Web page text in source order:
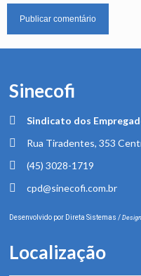
Sinecofi
Sindicato dos
Rua Tiradentes, 353
(45) 3028-1719
cpd@sinecofi.com.br
Desenvolvido por Direta Sistemas /
Localização